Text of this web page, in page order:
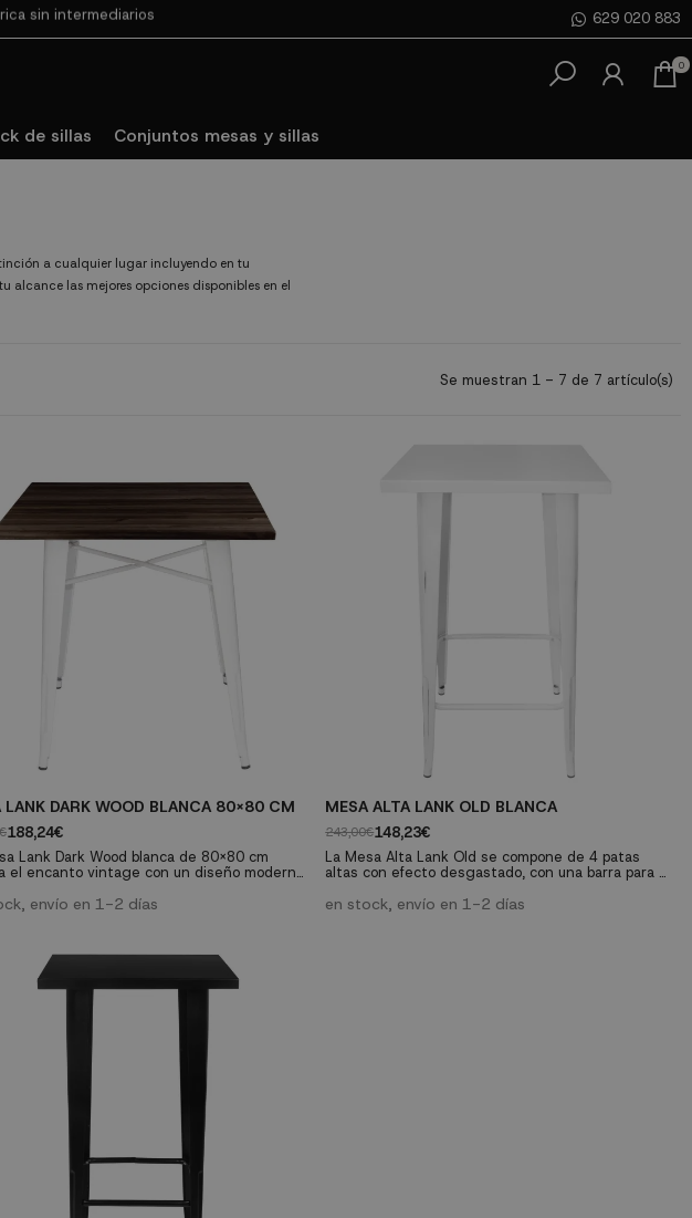
con SeQura 629 020 883
0
de sillas Conjuntos mesas y sillas
a cualquier lugar incluyendo en tu
alcance las mejores opciones disponibles en el
Se muestran 1 - 7 de 7 artículo(s)
LANK DARK WOOD BLANCA 80x80 CM
188,24€
Lank Dark Wood blanca de 80x80 cm
el encanto vintage con un diseño moderno,
Combínala con las sillas de nuestra
metálicas blancas y una tapa cuadrada de
de haya oscura....
envío en 1-2 días
MESA ALTA LANK OLD BLANCA
243,00€148,23€
La Mesa Alta Lank Old se compone de 4 patas
altas con efecto desgastado, con una barra para el
espacio y comodidad, es el elemento ideal para
en stock, envío en 1-2 días